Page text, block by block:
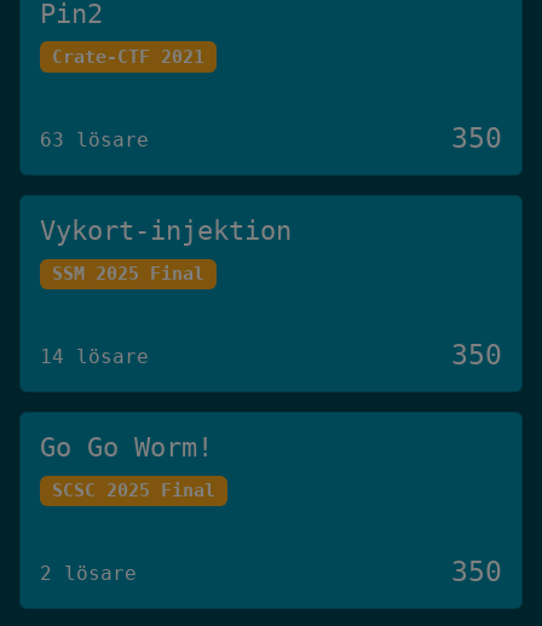
Pin2
Crate-CTF 2021
63 lösare 350
Vykort-injektion
SSM 2025 Final
14 lösare 350
Go Go Worm!
SCSC 2025 Final
2 lösare 350